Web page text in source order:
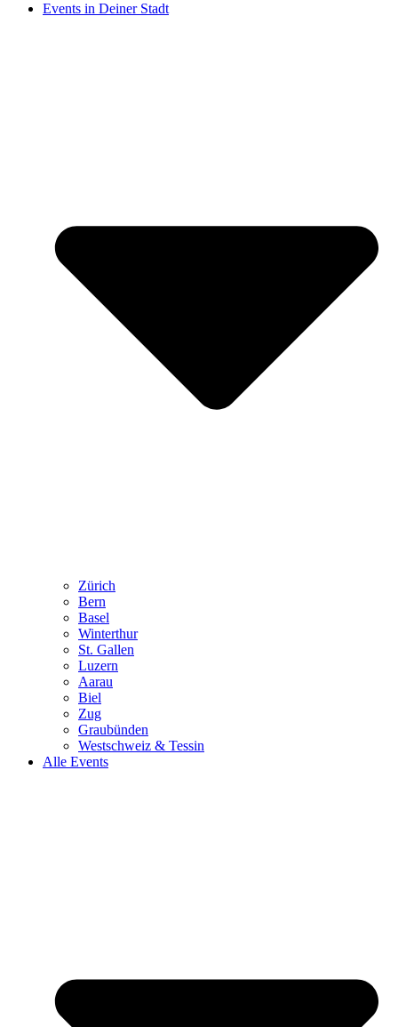
Events in Deiner Stadt
Zürich
Bern
Basel
Winterthur
St. Gallen
Luzern
Aarau
Biel
Zug
Graubünden
Westschweiz & Tessin
Alle Events